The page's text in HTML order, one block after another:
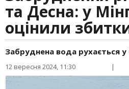
та Десна: у
оцінили
Забруднена вода рухається у
12 вересня 2024, 11:30 |